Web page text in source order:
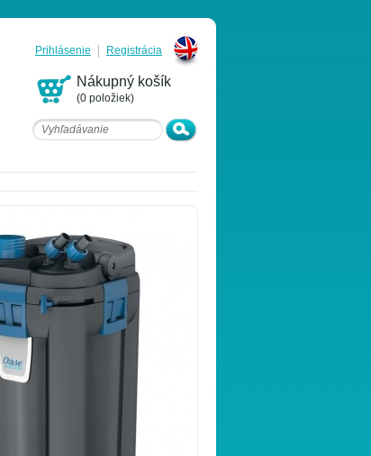
Registrácia
Prihlásenie
Nákupný košík
(0 položiek)